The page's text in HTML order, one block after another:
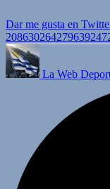
Dar me gusta en
La Web